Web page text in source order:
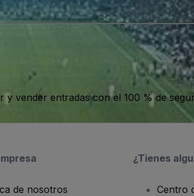
y vender entradas con el 100 % de
de nosotros
¿Tienes
Centro